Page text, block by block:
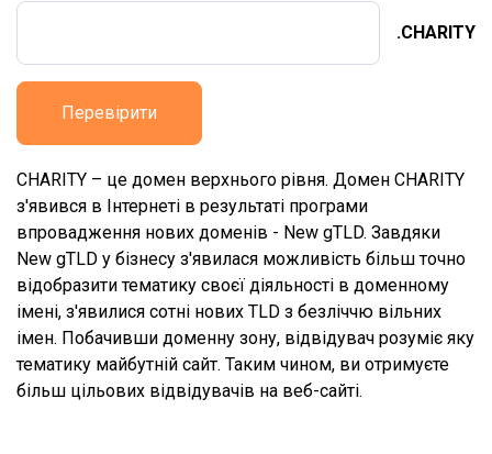
.CHARITY
Перевірити
CHARITY – це домен верхнього рівня. Домен CHARITY
з'явився в Інтернеті в результаті програми
впровадження нових доменів - New gTLD. Завдяки
New gTLD у бізнесу з'явилася можливість більш точно
відобразити тематику своєї діяльності в доменному
імені, з'явилися сотні нових TLD з безліччю вільних
імен. Побачивши доменну зону, відвідувач розуміє яку
тематику майбутній сайт. Таким чином, ви отримуєте
більш цільових відвідувачів на веб-сайті.